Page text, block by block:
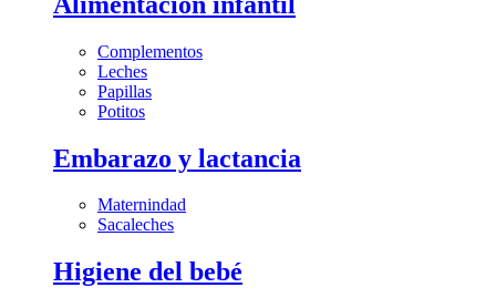
Complementos
Leches
Papillas
Potitos
Embarazo y lactancia
Maternindad
Sacaleches
Higiene del bebé